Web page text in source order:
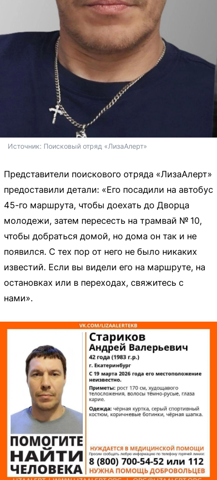
Источник: Поисковый отряд «ЛизаАлерт»
Представители поискового отряда «ЛизаАлерт»
предоставили детали: «Его посадили на автобус
45-го маршрута, чтобы доехать до Дворца
молодежи, затем пересесть на трамвай № 10,
чтобы добраться домой, но дома он так и не
появился. С тех пор от него не было никаких
известий. Если вы видели его на маршруте, на
остановках или в переходах, свяжитесь с
нами».